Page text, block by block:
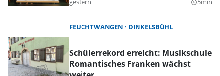
gestern query_builder5min
FEUCHTWANGEN DINKELSBÜHL
Schülerrekord erreicht: Musikschule
Romantisches Franken wächst